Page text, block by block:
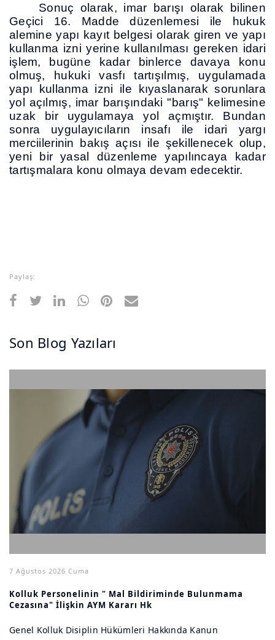
Sonuç olarak, imar barışı olarak bilinen
Geçici 16. Madde düzenlemesi ile hukuk
alemine yapı kayıt belgesi olarak giren ve yapı
kullanma izni yerine kullanılması gereken idari
işlem, bugüne kadar binlerce davaya konu
olmuş, hukuki vasfı tartışılmış, uygulamada
yapı kullanma izni ile kıyaslanarak sorunlara
yol açılmış, imar barışındaki "barış" kelimesine
uzak bir uygulamaya yol açmıştır. Bundan
sonra uygulayıcıların insafı ile idari yargı
merciilerinin bakış açısı ile şekillenecek olup,
yeni bir yasal düzenleme yapılıncaya kadar
tartışmalara konu olmaya devam edecektir.
Paylaş:
Son Blog Yazıları
7 Ağustos 2026 Cuma
Kolluk Personelinin " Mal Bildiriminde Bulunmama
Cezasına" İlişkin AYM Kararı Hk
Genel Kolluk Disiplin Hükümleri Hakkında Kanun